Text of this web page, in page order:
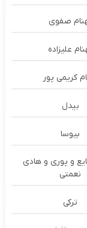
صفوی
علیزاده
کریمی پور
بیدل
بیوسا
و پوری و هادی
نعمتی
ترکی